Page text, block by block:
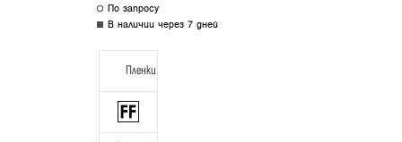
По запросу
В наличии через 7 дней
Пленки